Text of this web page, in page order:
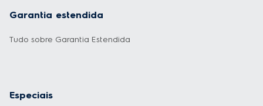
Garantia estendida
Tudo sobre Garantia Estendida
Especiais